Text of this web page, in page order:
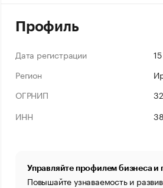
Профиль
Дата регистрации
Регион
ОГРНИП
ИНН
Управляйте профилем бизнеса и
Повышайте узнаваемость и